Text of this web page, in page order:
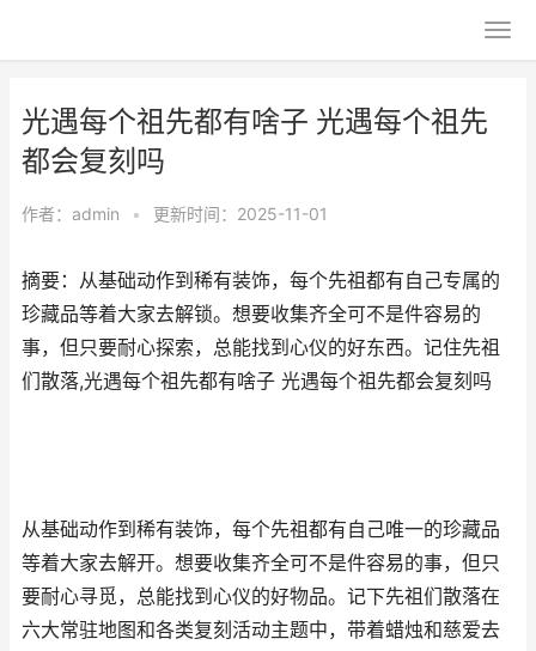
光遇每个祖先都有啥子 光遇每个祖先
都会复刻吗
作者： admin • 更新时间：2025-11-01
摘要：从基础动作到稀有装饰，每个先祖都有自己专属的
珍藏品等着大家去解锁。想要收集齐全可不是件容易的
事，但只要耐心探索，总能找到心仪的好东西。记住先祖
们散落,光遇每个祖先都有啥子 光遇每个祖先都会复刻吗
从基础动作到稀有装饰，每个先祖都有自己唯一的珍藏品
等着大家去解开。想要收集齐全可不是件容易的事，但只
要耐心寻觅，总能找到心仪的好物品。记下先祖们散落在
六大常驻地图和各类复刻活动主题中，带着蜡烛和慈爱去